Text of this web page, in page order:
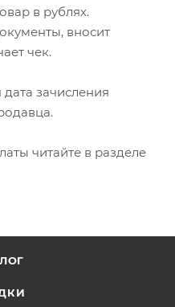
в рублях.
вносит
чек.
дата зачисления
читайте в разделе